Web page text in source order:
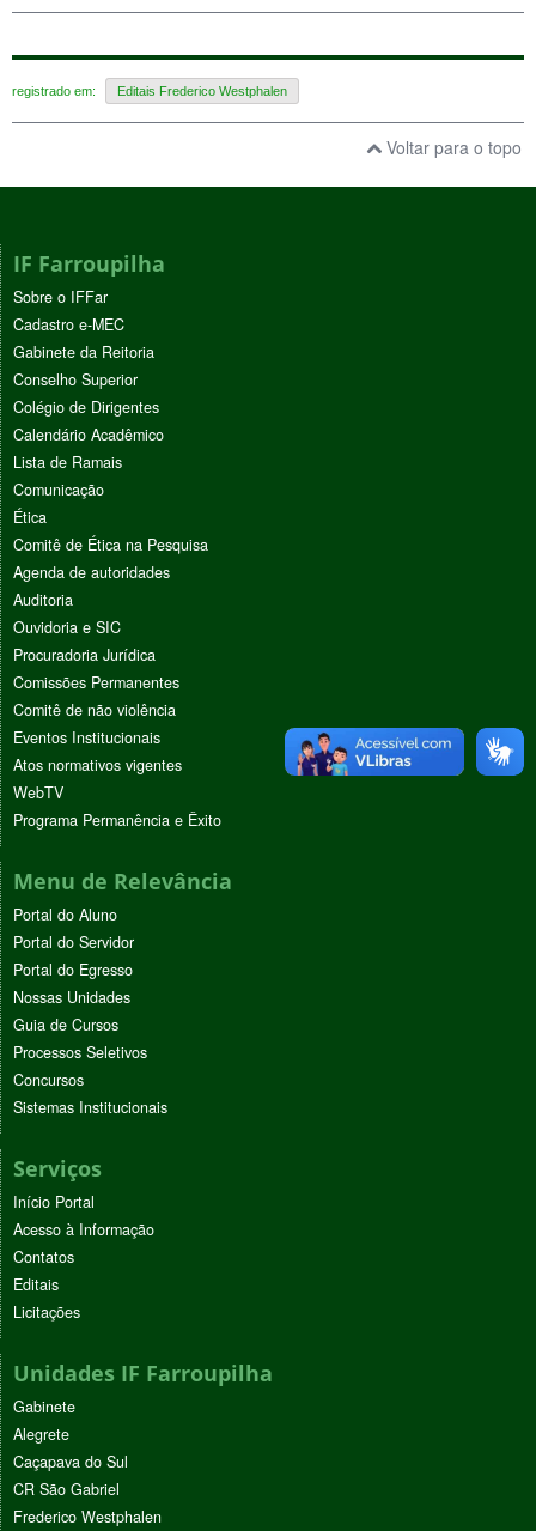
registrado em: Editais Frederico Westphalen
Voltar para o topo
IF Farroupilha
Sobre o IFFar
Cadastro e-MEC
Gabinete da Reitoria
Conselho Superior
Colégio de Dirigentes
Calendário Acadêmico
Lista de Ramais
Comunicação
Ética
Comitê de Ética na Pesquisa
Agenda de autoridades
Auditoria
Ouvidoria e SIC
Procuradoria Jurídica
Comissões Permanentes
Comitê de não violência
Eventos Institucionais
Atos normativos vigentes
WebTV
Programa Permanência e Êxito
Menu de Relevância
Portal do Aluno
Portal do Servidor
Portal do Egresso
Nossas Unidades
Guia de Cursos
Processos Seletivos
Concursos
Sistemas Institucionais
Serviços
Início Portal
Acesso à Informação
Contatos
Editais
Licitações
Unidades IF Farroupilha
Gabinete
Alegrete
Caçapava do Sul
CR São Gabriel
Frederico Westphalen